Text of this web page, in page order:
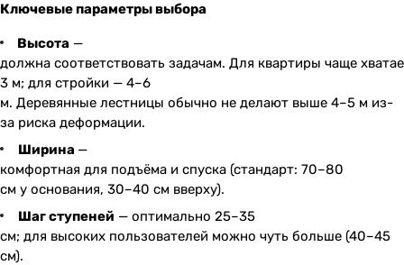
Ключевые параметры выбора
Высота —
должна соответствовать задачам. Для квартиры чаще
3 м; для стройки — 4–6
м. Деревянные лестницы обычно не делают выше 4–5 м из-
за риска деформации.
Ширина —
комфортная для подъёма и спуска (стандарт: 70–80
см у основания, 30–40 см вверху).
Шаг ступеней — оптимально 25–35
см; для высоких пользователей можно чуть больше (40–45
см).